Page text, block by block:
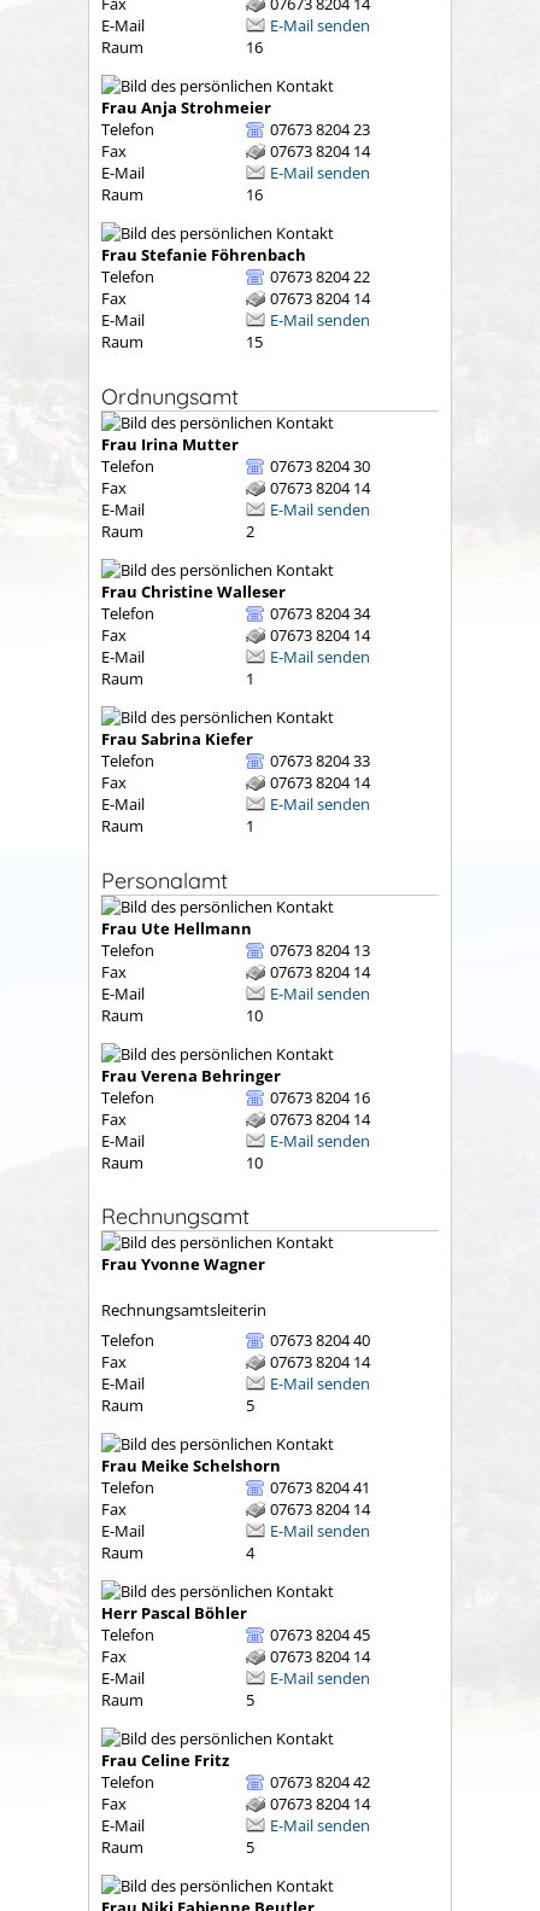
E-Mail
E-Mail senden
Raum
16
Frau Anja Strohmeier
Telefon
07673 8204 23
Fax
07673 8204 14
E-Mail
E-Mail senden
Raum
16
Frau Stefanie Föhrenbach
Telefon
07673 8204 22
Fax
07673 8204 14
E-Mail
E-Mail senden
Raum
15
Ordnungsamt
Frau Irina Mutter
Telefon
07673 8204 30
Fax
07673 8204 14
E-Mail
E-Mail senden
Raum
2
Frau ChristineWalleser
Telefon
07673 8204 34
Fax
07673 8204 14
E-Mail
E-Mail senden
Raum
1
Frau Sabrina Kiefer
Telefon
07673 8204 33
Fax
07673 8204 14
E-Mail
E-Mail senden
Raum
1
Personalamt
Frau Ute Hellmann
Telefon
07673 8204 13
Fax
07673 8204 14
E-Mail
E-Mail senden
Raum
10
Frau Verena Behringer
Telefon
07673 8204 16
Fax
07673 8204 14
E-Mail
E-Mail senden
Raum
10
Rechnungsamt
Frau YvonneWagner
Rechnungsamtsleiterin
Telefon
07673 8204 40
Fax
07673 8204 14
E-Mail
E-Mail senden
Raum
5
Frau MeikeSchelshorn
Telefon
07673 8204 41
Fax
07673 8204 14
E-Mail
E-Mail senden
Raum
4
Herr Pascal Böhler
Telefon
07673 8204 45
Fax
07673 8204 14
E-Mail
E-Mail senden
Raum
5
Frau Celine Fritz
Telefon
07673 8204 42
Fax
07673 8204 14
E-Mail
E-Mail senden
Raum
5